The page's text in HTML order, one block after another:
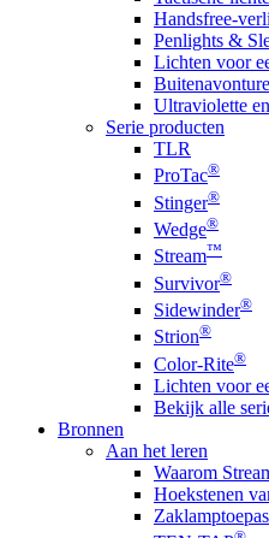
Handsfree-
Penlights &
Lichten voor
Ultraviolette
Serie producten
TLR
ProTac®
Stinger®
Wedge®
Stream™
Survivor®
Sidewinder®
Strion®
Color-Rite®
Lichten voor
Bekijk alle
Bronnen
Aan het leren
Waarom
Hoekstenen